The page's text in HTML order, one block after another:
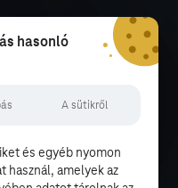
hasonló
A sütikről
és egyéb nyomon
használ, amelyek az